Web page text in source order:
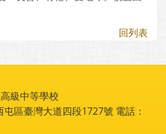
回列表
級中等學校
區臺灣大道四段1727號 電話：